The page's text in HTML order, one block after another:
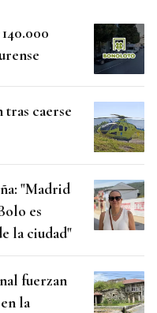
caerse
"Madrid
es
la ciudad"
fuerzan
la